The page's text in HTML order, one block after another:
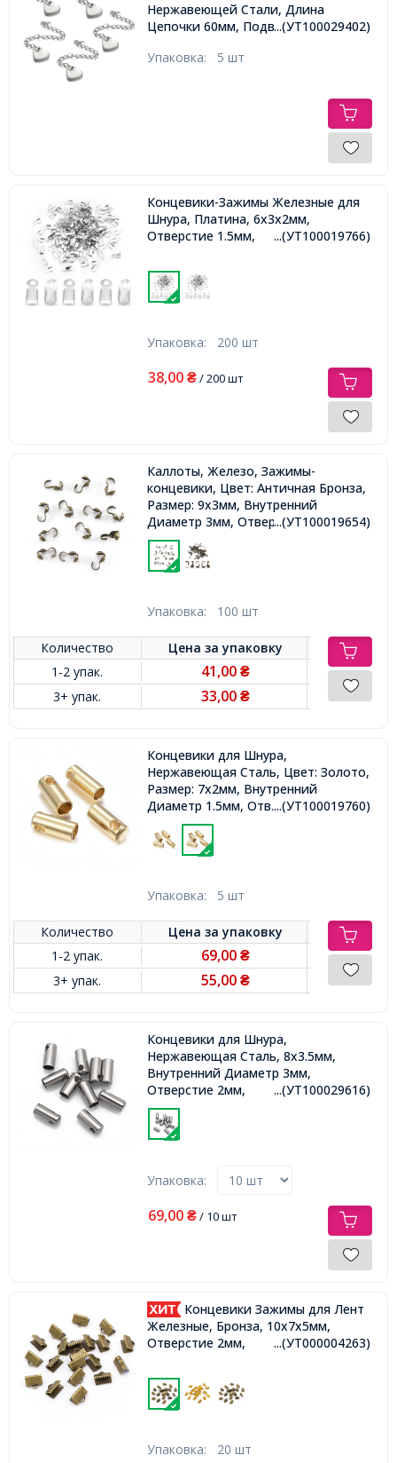
Нержавеющей Стали, Длина
Цепочки 60мм, Подвеска...(УТ100029402)
Упаковка: 5 шт
Концевики-Зажимы Железные для
Шнура, Платина, 6х3х2мм,
Отверстие 1.5мм,
...(УТ100019766)
Упаковка: 200 шт
38,00 ₴/ 200 шт
Каллоты, Железо, Зажимы-
концевики, Цвет: Античная Бронза,
Размер: 9х3мм, Внутренний
Диаметр 3мм, Отверстие 1.5мм,
...(УТ100019654)
Упаковка: 100 шт
Количество Цена заупаковку
1-2 упак.
41,00₴
3+ упак. 33,00₴
Концевики для Шнура,
Нержавеющая Сталь, Цвет: Золото,
Размер: 7х2мм, Внутренний
Диаметр 1.5мм, Отв. 1.2мм,...(УТ100019760)
Упаковка: 5 шт
Количество Цена заупаковку
1-2 упак.
69,00₴
3+ упак. 55,00₴
Концевики для Шнура,
Нержавеющая Сталь, 8х3.5мм,
Внутренний Диаметр 3мм,
Отверстие 2мм,
...(УТ100029616)
Упаковка:
69,00 ₴/ 10 шт
Концевики Зажимы для Лент
Железные, Бронза, 10х7х5мм,
Отверстие 2мм,
...(УТ000004263)
Упаковка: 20 шт